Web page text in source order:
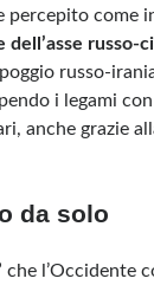
percepito come
dell’asse russo-
russo-
i legami
anche grazie
da solo
l’Occidente